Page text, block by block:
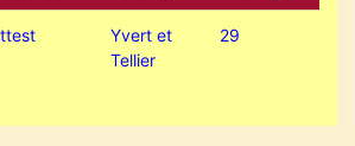
Yvert et
Tellier
29